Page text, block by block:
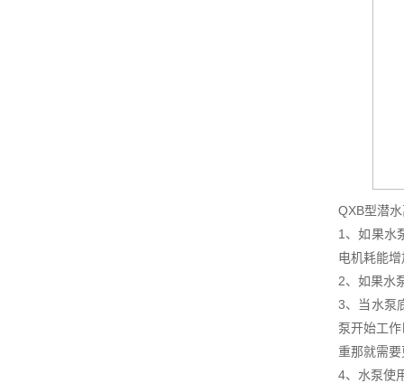
QXB型潜
1、如果水
电机耗能
2、如果水
3、当水泵
泵开始工
重那就需
4、水泵使